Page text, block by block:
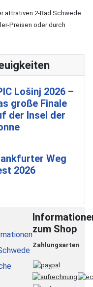
attrativen 2-Rad Schwede
Preisen oder durch
Lošinj 2026 –
große Finale
der Insel der
Weg
2026
zum Shop
Zahlungsarten